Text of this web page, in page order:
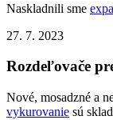
Naskladnili sme
27. 7. 2023
Rozdeľovače
Nové, mosadzné a
vykurovanie sú